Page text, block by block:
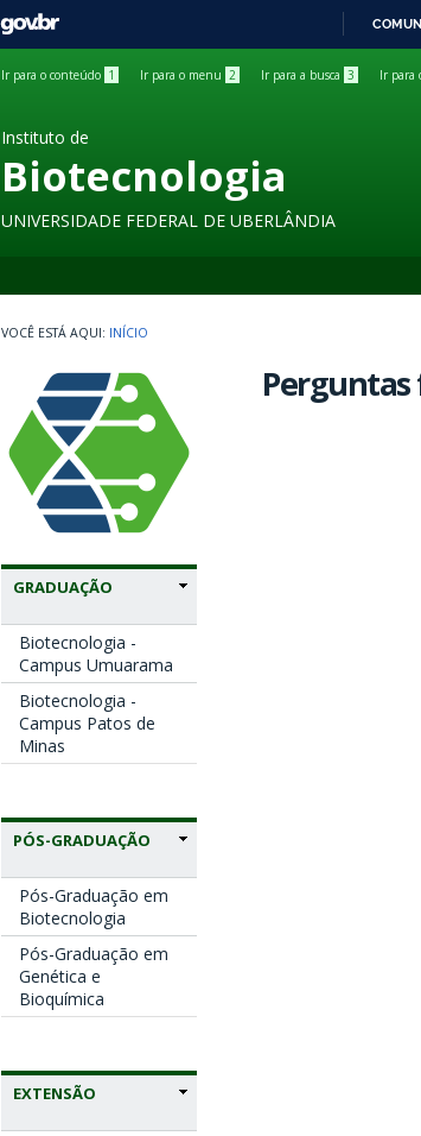
GOVBR
Ir para o conteúdo 1 Ir para o menu 2 Ir para a busca 3 Ir para
Instituto de
Biotecnologia
UNIVERSIDADE FEDERAL DE UBERLÂNDIA
INÍCIO
GRADUAÇÃO
Biotecnologia -
Campus Umuarama
Biotecnologia -
Campus Patos de
Minas
PÓS-GRADUAÇÃO
Pós-Graduação em
Biotecnologia
Pós-Graduação em
Genética e
Bioquímica
EXTENSÃO